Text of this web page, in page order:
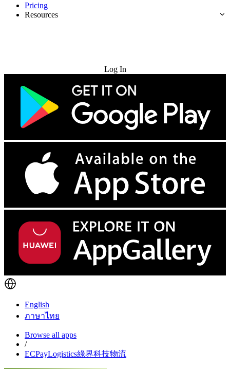
Pricing
Resources
Log In
English
ภาษาไทย
Browse all apps
/
ECPayLogistics綠界科技物流